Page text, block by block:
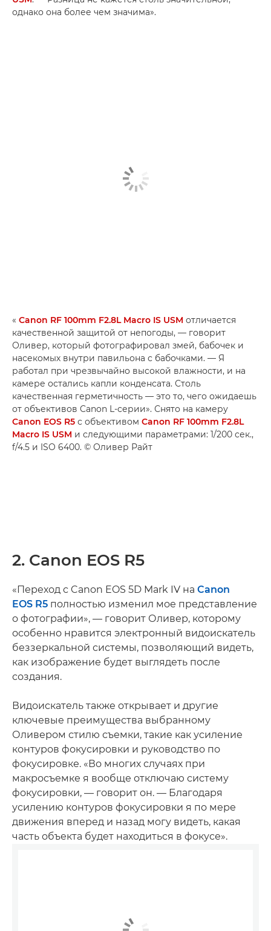
однако она более чем значима».
« Canon RF 100mm F2.8L Macro IS USM отличается
качественной защитой от непогоды, — говорит
Оливер, который фотографировал змей, бабочек и
насекомых внутри павильона с бабочками. — Я
работал при чрезвычайно высокой влажности, и на
камере остались капли конденсата. Столь
качественная герметичность — это то, чего ожидаешь
от объективов Canon L-серии». Снято на камеру
Canon EOS R5 с объективом Canon RF 100mm F2.8L
Macro IS USM и следующими параметрами: 1/200 сек.,
f/4.5 и ISO 6400. © Оливер Райт
2. Canon EOS R5
«Переход с Canon EOS 5D Mark IV на Canon
EOS R5 полностью изменил мое представление
о фотографии», — говорит Оливер, которому
особенно нравится электронный видоискатель
беззеркальной системы, позволяющий видеть,
как изображение будет выглядеть после
создания.
Видоискатель также открывает и другие
ключевые преимущества выбранному
Оливером стилю съемки, такие как усиление
контуров фокусировки и руководство по
фокусировке. «Во многих случаях при
макросъемке я вообще отключаю систему
фокусировки, — говорит он. — Благодаря
усилению контуров фокусировки я по мере
движения вперед и назад могу видеть, какая
часть объекта будет находиться в фокусе».